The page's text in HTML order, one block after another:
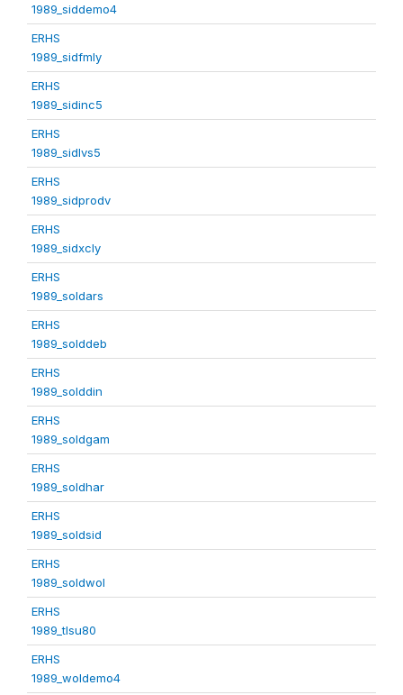
1989_siddemo4
ERHS
1989_sidfmly
ERHS
1989_sidinc5
ERHS
1989_sidlvs5
ERHS
1989_sidprodv
ERHS
1989_sidxcly
ERHS
1989_soldars
ERHS
1989_solddeb
ERHS
1989_solddin
ERHS
1989_soldgam
ERHS
1989_soldhar
ERHS
1989_soldsid
ERHS
1989_soldwol
ERHS
1989_tlsu80
ERHS
1989_woldemo4